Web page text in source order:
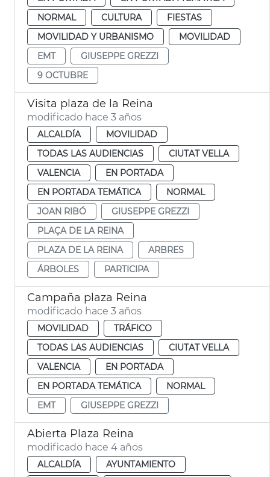
NORMAL
CULTURA
FIESTAS
MOVILIDAD Y URBANISMO
MOVILIDAD
EMT
GIUSEPPE GREZZI
9 OCTUBRE
Visita plaza de la Reina
modificado hace 3 años
ALCALDÍA
MOVILIDAD
TODAS LAS AUDIENCIAS
CIUTAT VELLA
VALENCIA
EN PORTADA
EN PORTADA TEMÁTICA
NORMAL
JOAN RIBÓ
GIUSEPPE GREZZI
PLAÇA DE LA REINA
PLAZA DE LA REINA
ARBRES
ÁRBOLES
PARTICIPA
Campaña plaza Reina
modificado hace 3 años
MOVILIDAD
TRÁFICO
TODAS LAS AUDIENCIAS
CIUTAT VELLA
VALENCIA
EN PORTADA
EN PORTADA TEMÁTICA
NORMAL
EMT
GIUSEPPE GREZZI
Abierta Plaza Reina
modificado hace 4 años
ALCALDÍA
AYUNTAMIENTO